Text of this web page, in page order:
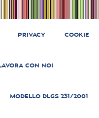
PRIVACY COOKIE
CON NOI
MODELLO DLGS 231/2001